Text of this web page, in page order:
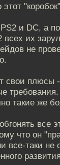
и DC, а
всех их
не
свои плюсы
требования.
такие же
все
что он
все-таки не
развития